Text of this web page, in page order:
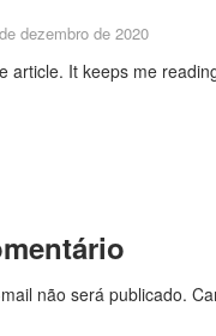
dezembro de 2020
article. It keeps me
não será publicado.